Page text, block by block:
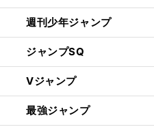
週刊少年ジャンプ
ジャンプSQ
Vジャンプ
最強ジャンプ